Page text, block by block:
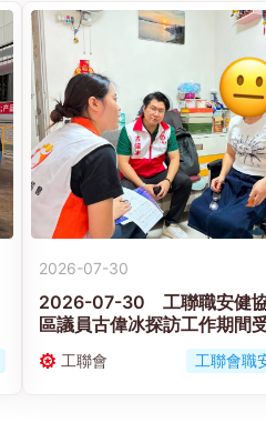
2026-07-30
2026-07-30 工聯職安健
區議員古偉冰探訪工作期間
工聯會 工聯會職